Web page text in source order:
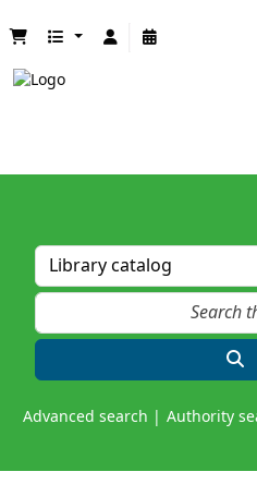
Advanced search Authority